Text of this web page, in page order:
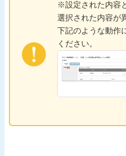
※設定された内容
選択された内容が
下記のような動作
ください。